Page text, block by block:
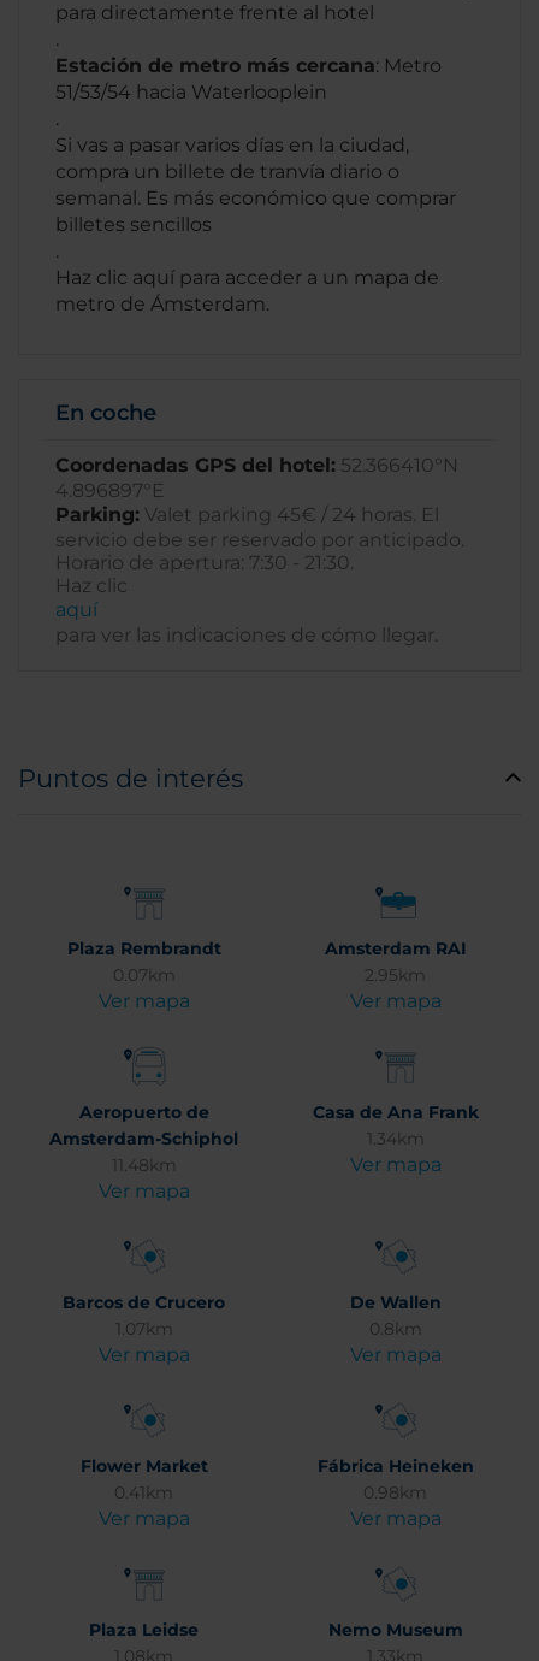
para directamente frente al hotel
.
Estación de metro más cercana: Metro
51/53/54 hacia Waterlooplein
.
Si vas a pasar varios días en la ciudad,
compra un billete de tranvía diario o
semanal. Es más económico que comprar
billetes sencillos
.
Haz clic aquí para acceder a un mapa de
metro de Ámsterdam.
En coche
Coordenadas GPS del hotel: 52.366410°N
4.896897°E
Parking: Valet parking 45€ / 24 horas. El
servicio debe ser reservado por anticipado.
Horario de apertura: 7:30 - 21:30.
Haz clic
aquí
para ver las indicaciones de cómo llegar.
Puntos de interés
Plaza Rembrandt
0.07km
Ver mapa
Amsterdam RAI
2.95km
Ver mapa
Aeropuerto de
Amsterdam-Schiphol
11.48km
Ver mapa
Casa de Ana Frank
1.34km
Ver mapa
Barcos de Crucero
1.07km
Ver mapa
De Wallen
0.8km
Ver mapa
Flower Market
0.41km
Ver mapa
Fábrica Heineken
0.98km
Ver mapa
Plaza Leidse
1.08km
Nemo Museum
1.33km